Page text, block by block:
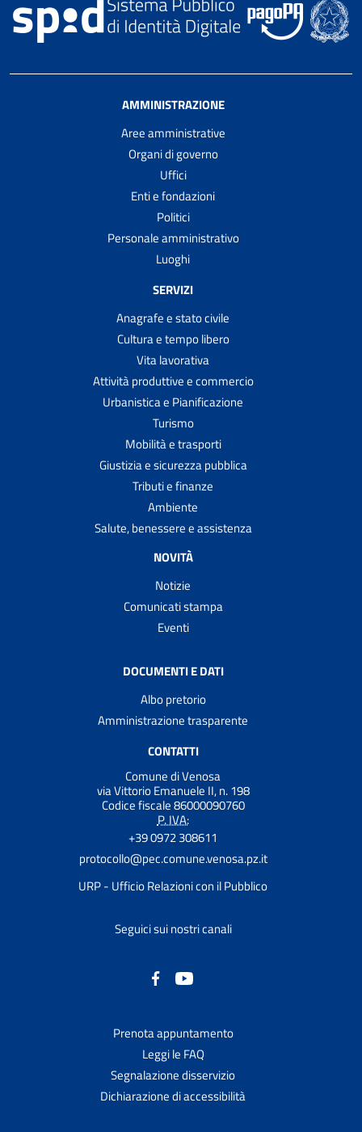
AMMINISTRAZIONE
Aree amministrative
Organi di governo
Uffici
Enti e fondazioni
Politici
Personale amministrativo
Luoghi
SERVIZI
Anagrafe e stato civile
Cultura e tempo libero
Vita lavorativa
Attività produttive e commercio
Urbanistica e Pianificazione
Turismo
Mobilità e trasporti
Giustizia e sicurezza pubblica
Tributi e finanze
Ambiente
Salute, benessere e assistenza
NOVITÀ
Notizie
Comunicati stampa
Eventi
DOCUMENTI E DATI
Albo pretorio
Amministrazione trasparente
CONTATTI
Comune di Venosa
via Vittorio Emanuele II, n. 198
Codice fiscale 86000090760
P. IVA:
+39 0972 308611
protocollo@pec.comune.venosa.pz.it
URP - Ufficio Relazioni con il Pubblico
Seguici sui nostri canali
Prenota appuntamento
Leggi le FAQ
Segnalazione disservizio
Dichiarazione di accessibilità